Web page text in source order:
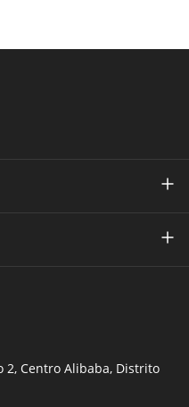
2, Centro Alibaba, Distrito